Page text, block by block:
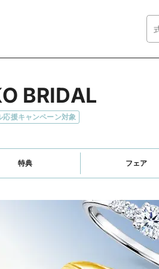
BRIDAL
応援キャンペーン対象
特典 フェア